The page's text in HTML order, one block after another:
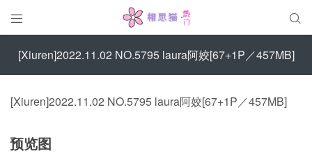
 
[Xiuren]2022.11.02 NO.5795 laura阿姣[67+1P／457MB]
[Xiuren]2022.11.02 NO.5795 laura阿姣[67+1P／457MB]
预览图